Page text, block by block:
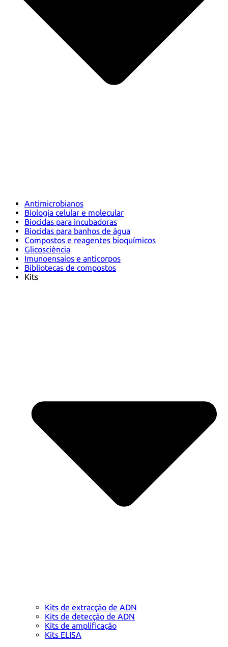
Antimicrobianos
Biologia celular e molecular
Biocidas para incubadoras
Biocidas para banhos de água
Compostos e reagentes bioquímicos
Glicosciência
Imunoensaios e anticorpos
Bibliotecas de compostos
Kits
Kits de extracção de ADN
Kits de detecção de ADN
Kits de amplificação
Kits ELISA